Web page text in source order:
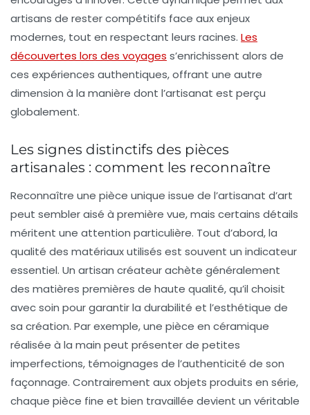
artisans de rester compétitifs face aux enjeux
modernes, tout en respectant leurs racines. Les
découvertes lors des voyages s’enrichissent alors de
ces expériences authentiques, offrant une autre
dimension à la manière dont l’artisanat est perçu
globalement.
Les signes distinctifs des pièces
artisanales : comment les reconnaître
Reconnaître une pièce unique issue de l’artisanat d’art
peut sembler aisé à première vue, mais certains détails
méritent une attention particulière. Tout d’abord, la
qualité des matériaux utilisés est souvent un indicateur
essentiel. Un artisan créateur achète généralement
des matières premières de haute qualité, qu’il choisit
avec soin pour garantir la durabilité et l’esthétique de
sa création. Par exemple, une pièce en céramique
réalisée à la main peut présenter de petites
imperfections, témoignages de l’authenticité de son
façonnage. Contrairement aux objets produits en série,
chaque pièce fine et bien travaillée devient un véritable